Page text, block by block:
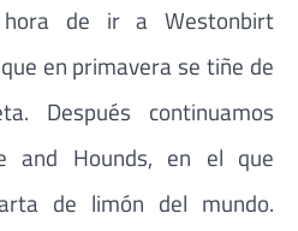
de ir a Westonbirt
en primavera se tiñe de
Después continuamos
and Hounds, en el que
de limón del mundo.